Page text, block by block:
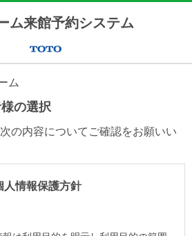
ム来館予約システム
ム
の選択
の内容についてご確認をお願いい